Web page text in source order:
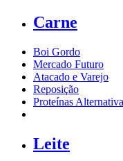
Carne
Boi Gordo
Mercado Futuro
Atacado e Varejo
Reposição
Proteínas
Leite